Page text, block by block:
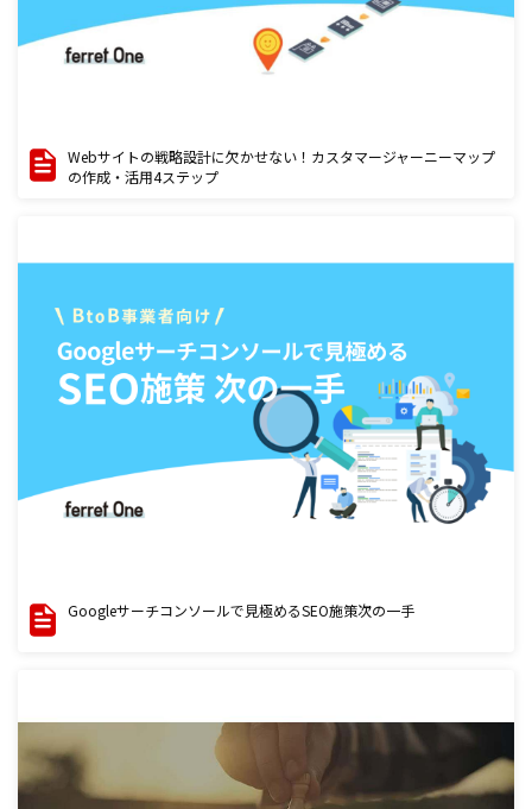
Webサイトの戦略設計に欠かせない！カスタマージャーニーマップ
の作成・活用4ステップ
Googleサーチコンソールで見極めるSEO施策次の一手